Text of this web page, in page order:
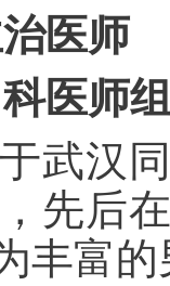
医师
医师
武汉
先后
丰富